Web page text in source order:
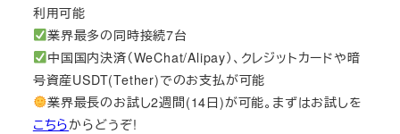
利用可能
業界最多の同時接続7台
中国国内決済（WeChat/Alipay）、クレジットカードや暗
号資産USDT(Tether)でのお支払が可能
業界最長のお試し2週間(14日)が可能。まずはお試しを
こちらからどうぞ!